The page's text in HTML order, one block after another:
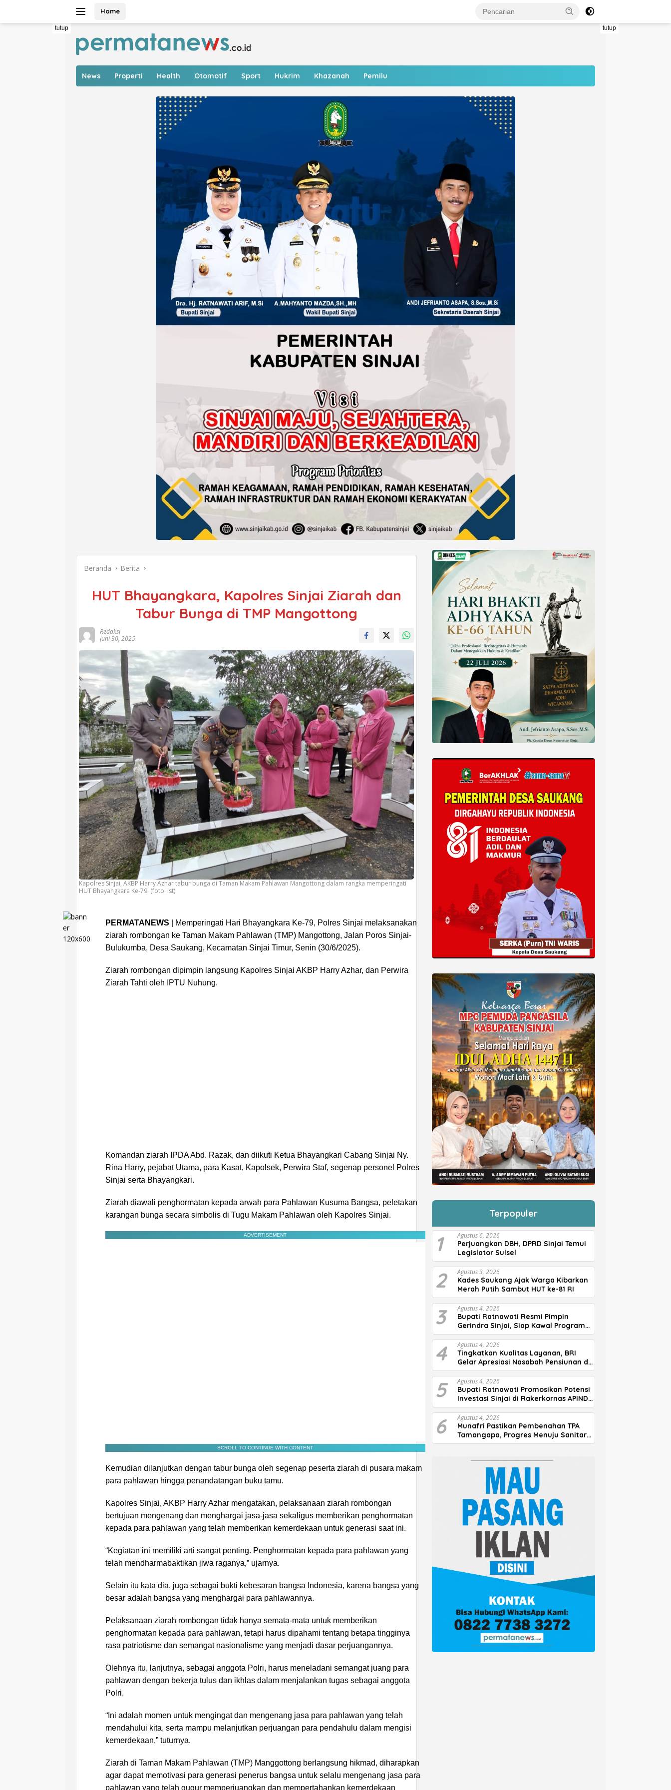
Home
tutup tutup
News Properti Health Otomotif Sport Hukrim Khazanah Pemilu
Beranda Berita
HUT Bhayangkara, Kapolres Sinjai Ziarah dan
Tabur Bunga di TMP Mangottong
Redaksi
Juni 30, 2025
Kapolres Sinjai, AKBP Harry Azhar tabur bunga di Taman Makam Pahlawan Mangottong dalam rangka memperingati
HUT Bhayangkara Ke-79. (foto: ist)
PERMATANEWS | Memperingati Hari Bhayangkara Ke-79, Polres Sinjai melaksanakan
ziarah rombongan ke Taman Makam Pahlawan (TMP) Mangottong, Jalan Poros Sinjai-
Bulukumba, Desa Saukang, Kecamatan Sinjai Timur, Senin (30/6/2025).
Ziarah rombongan dipimpin langsung Kapolres Sinjai AKBP Harry Azhar, dan Perwira
Ziarah Tahti oleh IPTU Nuhung.
Komandan ziarah IPDA Abd. Razak, dan diikuti Ketua Bhayangkari Cabang Sinjai Ny.
Rina Harry, pejabat Utama, para Kasat, Kapolsek, Perwira Staf, segenap personel Polres
Sinjai serta Bhayangkari.
Ziarah diawali penghormatan kepada arwah para Pahlawan Kusuma Bangsa, peletakan
karangan bunga secara simbolis di Tugu Makam Pahlawan oleh Kapolres Sinjai.
ADVERTISEMENT
SCROLL TO CONTINUE WITH CONTENT
Kemudian dilanjutkan dengan tabur bunga oleh segenap peserta ziarah di pusara makam
para pahlawan hingga penandatangan buku tamu.
Kapolres Sinjai, AKBP Harry Azhar mengatakan, pelaksanaan ziarah rombongan
bertujuan mengenang dan menghargai jasa-jasa sekaligus memberikan penghormatan
kepada para pahlawan yang telah memberikan kemerdekaan untuk generasi saat ini.
“Kegiatan ini memiliki arti sangat penting. Penghormatan kepada para pahlawan yang
telah mendharmabaktikan jiwa raganya,” ujarnya.
Selain itu kata dia, juga sebagai bukti kebesaran bangsa Indonesia, karena bangsa yang
besar adalah bangsa yang menghargai para pahlawannya.
Pelaksanaan ziarah rombongan tidak hanya semata-mata untuk memberikan
penghormatan kepada para pahlawan, tetapi harus dipahami tentang betapa tingginya
rasa patriotisme dan semangat nasionalisme yang menjadi dasar perjuangannya.
Olehnya itu, lanjutnya, sebagai anggota Polri, harus meneladani semangat juang para
pahlawan dengan bekerja tulus dan ikhlas dalam menjalankan tugas sebagai anggota
Polri.
“Ini adalah momen untuk mengingat dan mengenang jasa para pahlawan yang telah
mendahului kita, serta mampu melanjutkan perjuangan para pendahulu dalam mengisi
kemerdekaan,” tuturnya.
Ziarah di Taman Makam Pahlawan (TMP) Manggottong berlangsung hikmad, diharapkan
agar dapat memotivasi para generasi penerus bangsa untuk selalu mengenang jasa para
pahlawan yang telah gugur memperjuangkan dan mempertahankan kemerdekaan
Terpopuler
1 Agustus 6, 2026
Perjuangkan DBH, DPRD Sinjai Temui
Legislator Sulsel
2 Agustus 3, 2026
Kades Saukang Ajak Warga Kibarkan
Merah Putih Sambut HUT ke-81 RI
3 Agustus 4, 2026
Bupati Ratnawati Resmi Pimpin
Gerindra Sinjai, Siap Kawal Program
Prabowo
4 Agustus 4, 2026
Tingkatkan Kualitas Layanan, BRI
Gelar Apresiasi Nasabah Pensiunan di
Parepare
5 Agustus 4, 2026
Bupati Ratnawati Promosikan Potensi
Investasi Sinjai di Rakerkornas APINDO
2026
6 Agustus 4, 2026
Munafri Pastikan Pembenahan TPA
Tamangapa, Progres Menuju Sanitary
Landfill Capai 93 Persen